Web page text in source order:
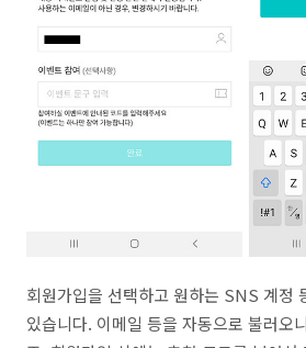
회원가입을 선택하고 원하는 SNS 계정
있습니다. 이메일 등을 자동으로 불러오